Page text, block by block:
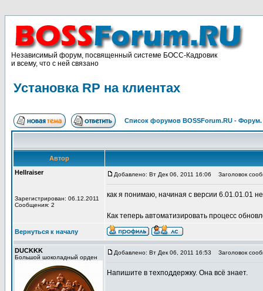
Независимый форум, посвященный системе БОСС-Кадровик
и всему, что с ней связано
Установка RP на клиентах
Список форумов BOSSForum.RU -
Автор
Hellraiser
Зарегистрирован: 06.12.2011
Сообщения: 2
Добавлено: Вт Дек 06, 2011 16:06 Заголовок
как я понимаю, начиная с версии 6.01.01.01
Как теперь автоматизировать процесс
Вернуться к началу
DUCKKK
Большой шоколадный орден
Добавлено: Вт Дек 06, 2011 16:53 Заголовок
Напишите в техподдержку. Она всё знает.